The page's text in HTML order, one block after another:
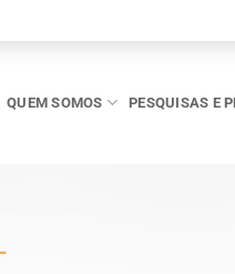
QUEM SOMOS PESQUISAS E